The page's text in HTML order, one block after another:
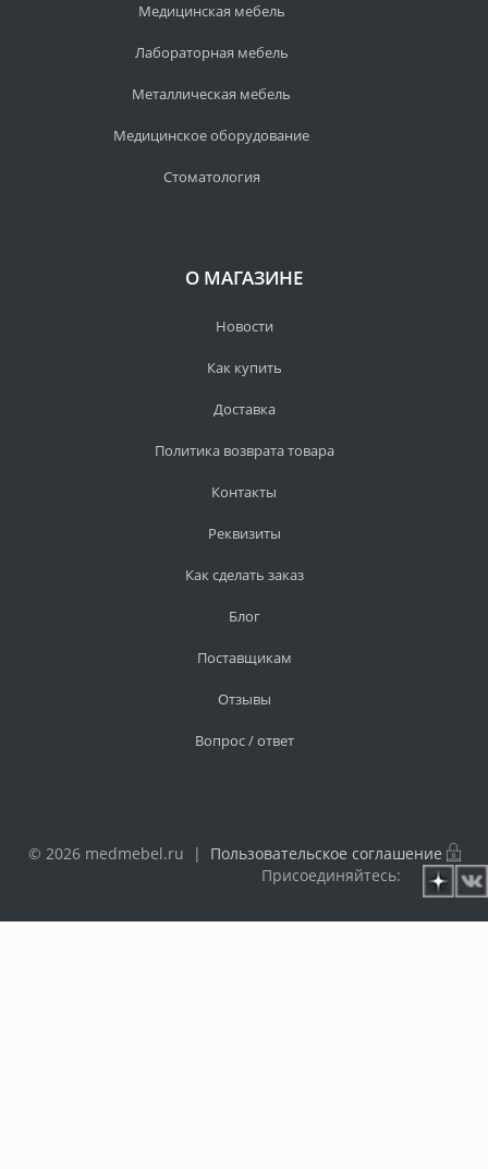
Медицинская мебель
Лабораторная мебель
Металлическая мебель
Медицинское оборудование
Стоматология
О МАГАЗИНЕ
Новости
Как купить
Доставка
Политика возврата товара
Контакты
Реквизиты
Как сделать заказ
Блог
Поставщикам
Отзывы
Вопрос / ответ
© 2026 medmebel.ru | Пользовательское соглашение
Присоединяйтесь: